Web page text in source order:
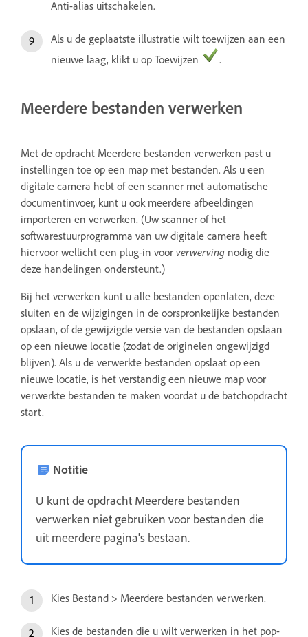
Anti-alias uitschakelen.
Als u de geplaatste illustratie wilt toewijzen aan een
nieuwe laag, klikt u op Toewijzen
.
Meerdere bestanden verwerken
Met de opdracht Meerdere bestanden verwerken past u
instellingen toe op een map met bestanden. Als u een
digitale camera hebt of een scanner met automatische
documentinvoer, kunt u ook meerdere afbeeldingen
importeren en verwerken. (Uw scanner of het
softwarestuurprogramma van uw digitale camera heeft
hiervoor wellicht een plug-in voor verwerving nodig die
deze handelingen ondersteunt.)
Bij het verwerken kunt u alle bestanden openlaten, deze
sluiten en de wijzigingen in de oorspronkelijke bestanden
opslaan, of de gewijzigde versie van de bestanden opslaan
op een nieuwe locatie (zodat de originelen ongewijzigd
blijven). Als u de verwerkte bestanden opslaat op een
nieuwe locatie, is het verstandig een nieuwe map voor
verwerkte bestanden te maken voordat u de batchopdracht
start.
Notitie
U kunt de opdracht Meerdere bestanden
verwerken niet gebruiken voor bestanden die
uit meerdere pagina's bestaan.
Kies Bestand > Meerdere bestanden verwerken.
Kies de bestanden die u wilt verwerken in het pop-